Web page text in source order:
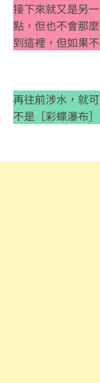
接下來就又是另
點，但也不會那
到這裡，但如果
再往前涉水，就
不是［彩蝶瀑布